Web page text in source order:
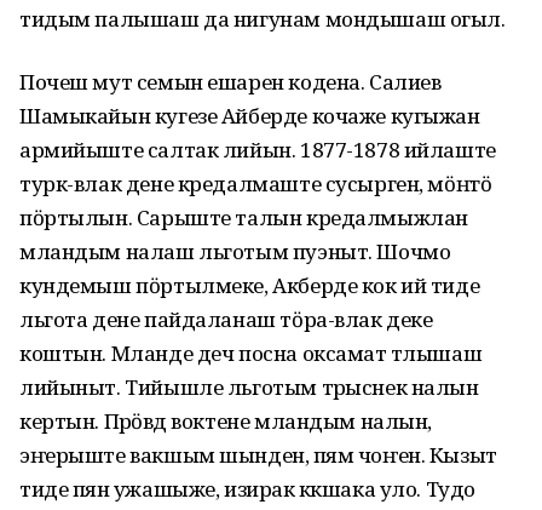
тидым палышаш да нигунам мондышаш огыл.
Почеш мут семын ешарен кодена. Салиев
Шамыкайын кугезе Айберде кочаже кугыжан
армийыште салтак лийын. 1877-1878 ийлаште
турк-влак дене кредалмаште сусырген, мӧҥгӧ
пӧртылын. Сарыште талын кредалмыжлан
мландым налаш льготым пуэныт. Шочмо
кундемыш пӧртылмеке, Акберде кок ий тиде
льгота дене пайдаланаш тӧра-влак деке
коштын. Мланде деч посна оксамат тӱлышаш
лийыныт. Тийышле льготым тӱрыснек налын
кертын. Пӱрӧвӱд воктене мландым налын,
эҥерыште вакшым шынден, пӱям чоҥен. Кызыт
тиде пӱян ужашыже, изирак кӱкшака уло. Тудо